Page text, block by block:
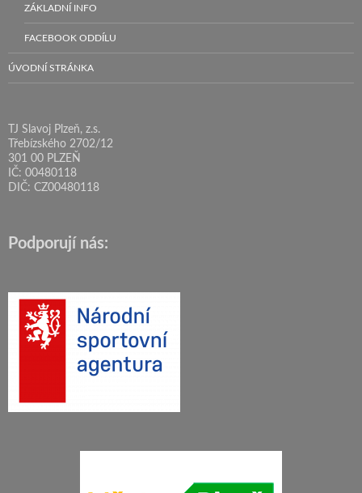
ZÁKLADNÍ INFO
FACEBOOK ODDÍLU
ÚVODNÍ STRÁNKA
TJ Slavoj Plzeň, z.s.
Třebízského 2702/12
301 00 PLZEŇ
IČ: 00480118
DIČ: CZ00480118
Podporují nás: